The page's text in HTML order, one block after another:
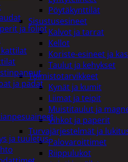
Pöytäkynttilät
Sisustusesineet
Kalvot ja tarrat
Kellot
Koriste-esineet ja
Taulut ja kehykset
Toimistotarvikkeet
Kynät ja kumit
Liimat ja teipit
Muistitaulut ja
Vihkot ja paperit
Turvajärjestelmät ja
Palovaroittimet
Riippulukot
ja foliot
kattilat
ja padat
ja tuuletus